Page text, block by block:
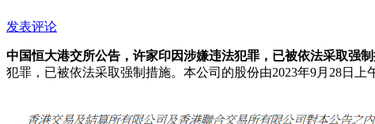
发表评论
中国恒大港交所公告，许家印因涉嫌违法犯罪，已被依法采取强制
犯罪，已被依法采取强制措施。本公司的股份由2023年9月28日